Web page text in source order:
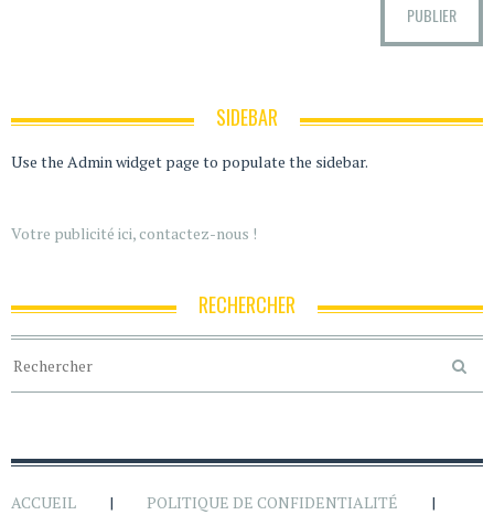
SIDEBAR
Use the Admin widget page to populate the sidebar.
Votre publicité ici, contactez-nous !
RECHERCHER
ACCUEIL POLITIQUE DE CONFIDENTIALITÉ